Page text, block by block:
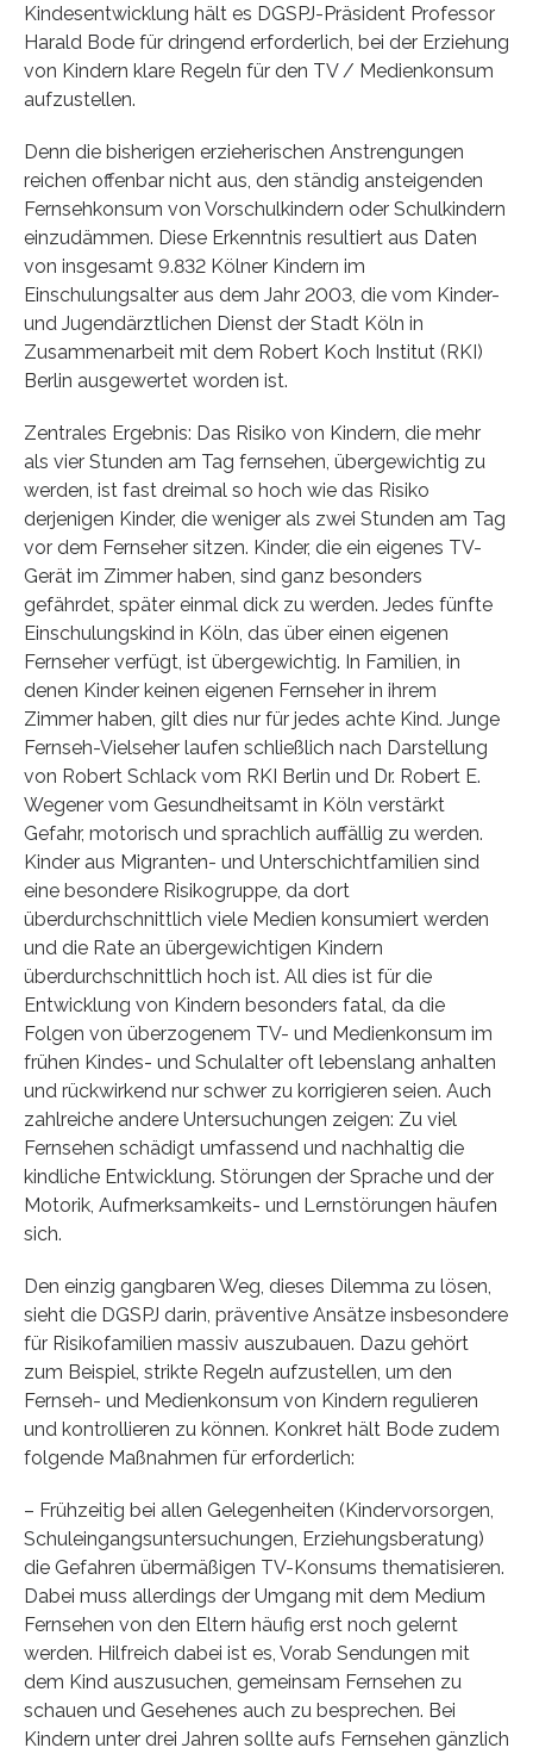
Kindesentwicklung hält es DGSPJ-Präsident Professor
Harald Bode für dringend erforderlich, bei der Erziehung
von Kindern klare Regeln für den TV / Medienkonsum
aufzustellen.
Denn die bisherigen erzieherischen Anstrengungen
reichen offenbar nicht aus, den ständig ansteigenden
Fernsehkonsum von Vorschulkindern oder Schulkindern
einzudämmen. Diese Erkenntnis resultiert aus Daten
von insgesamt 9.832 Kölner Kindern im
Einschulungsalter aus dem Jahr 2003, die vom Kinder-
und Jugendärztlichen Dienst der Stadt Köln in
Zusammenarbeit mit dem Robert Koch Institut (RKI)
Berlin ausgewertet worden ist.
Zentrales Ergebnis: Das Risiko von Kindern, die mehr
als vier Stunden am Tag fernsehen, übergewichtig zu
werden, ist fast dreimal so hoch wie das Risiko
derjenigen Kinder, die weniger als zwei Stunden am Tag
vor dem Fernseher sitzen. Kinder, die ein eigenes TV-
Gerät im Zimmer haben, sind ganz besonders
gefährdet, später einmal dick zu werden. Jedes fünfte
Einschulungskind in Köln, das über einen eigenen
Fernseher verfügt, ist übergewichtig. In Familien, in
denen Kinder keinen eigenen Fernseher in ihrem
Zimmer haben, gilt dies nur für jedes achte Kind. Junge
Fernseh-Vielseher laufen schließlich nach Darstellung
von Robert Schlack vom RKI Berlin und Dr. Robert E.
Wegener vom Gesundheitsamt in Köln verstärkt
Gefahr, motorisch und sprachlich auffällig zu werden.
Kinder aus Migranten- und Unterschichtfamilien sind
eine besondere Risikogruppe, da dort
überdurchschnittlich viele Medien konsumiert werden
und die Rate an übergewichtigen Kindern
überdurchschnittlich hoch ist. All dies ist für die
Entwicklung von Kindern besonders fatal, da die
Folgen von überzogenem TV- und Medienkonsum im
frühen Kindes- und Schulalter oft lebenslang anhalten
und rückwirkend nur schwer zu korrigieren seien. Auch
zahlreiche andere Untersuchungen zeigen: Zu viel
Fernsehen schädigt umfassend und nachhaltig die
kindliche Entwicklung. Störungen der Sprache und der
Motorik, Aufmerksamkeits- und Lernstörungen häufen
sich.
Den einzig gangbaren Weg, dieses Dilemma zu lösen,
sieht die DGSPJ darin, präventive Ansätze insbesondere
für Risikofamilien massiv auszubauen. Dazu gehört
zum Beispiel, strikte Regeln aufzustellen, um den
Fernseh- und Medienkonsum von Kindern regulieren
und kontrollieren zu können. Konkret hält Bode zudem
folgende Maßnahmen für erforderlich:
– Frühzeitig bei allen Gelegenheiten (Kindervorsorgen,
Schuleingangsuntersuchungen, Erziehungsberatung)
die Gefahren übermäßigen TV-Konsums thematisieren.
Dabei muss allerdings der Umgang mit dem Medium
Fernsehen von den Eltern häufig erst noch gelernt
werden. Hilfreich dabei ist es, Vorab Sendungen mit
dem Kind auszusuchen, gemeinsam Fernsehen zu
schauen und Gesehenes auch zu besprechen. Bei
Kindern unter drei Jahren sollte aufs Fernsehen gänzlich